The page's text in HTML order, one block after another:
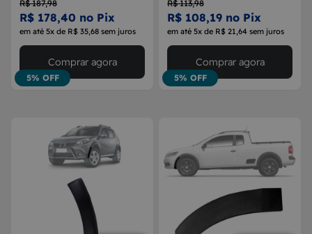
2017/2023
R$ 187,98
R$ 178,40 no Pix
em até 5x de R$ 35,68 sem juros
5% OFF
Comprar agora
R$ 113,98
R$ 108,19 no Pix
em até 5x de R$ 21,64 sem juros
5% OFF
Comprar agora